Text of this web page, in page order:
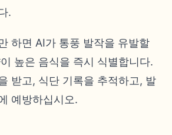
.
하면 AI가 통풍 발작을 유발할
높은 음식을 즉시 식별합니다.
받고, 식단 기록을 추적하고, 발
예방하십시오.